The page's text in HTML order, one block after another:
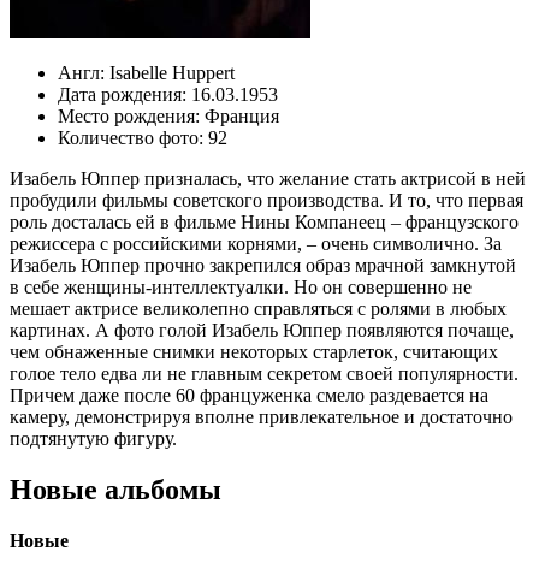
Англ: Isabelle Huppert
Дата рождения: 16.03.1953
Место рождения: Франция
Количество фото: 92
Изабель Юппер призналась, что желание стать актрисой в ней
пробудили фильмы советского производства. И то, что первая
роль досталась ей в фильме Нины Компанеец – французского
режиссера с российскими корнями, – очень символично. За
Изабель Юппер прочно закрепился образ мрачной замкнутой
в себе женщины-интеллектуалки. Но он совершенно не
мешает актрисе великолепно справляться с ролями в любых
картинах. А фото голой Изабель Юппер появляются почаще,
чем обнаженные снимки некоторых старлеток, считающих
голое тело едва ли не главным секретом своей популярности.
Причем даже после 60 француженка смело раздевается на
камеру, демонстрируя вполне привлекательное и достаточно
подтянутую фигуру.
Новые альбомы
Новые